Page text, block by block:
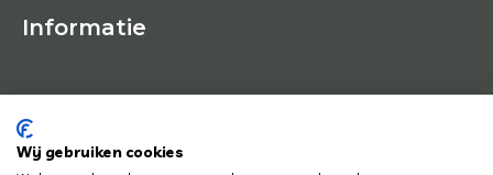
Informatie
HOME
KUNSTENAARS
Wij gebruiken cookies